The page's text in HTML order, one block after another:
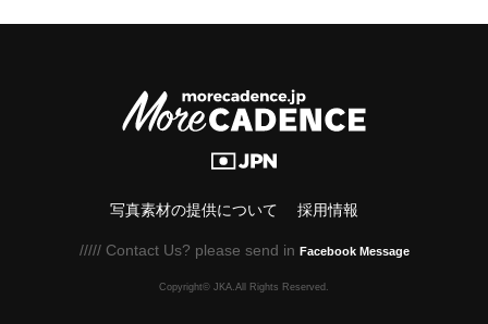
写真素材の提供について 採用情報
///// Contact Us? please send in Facebook Message
Copyright© JKA.All Rights Reserved.